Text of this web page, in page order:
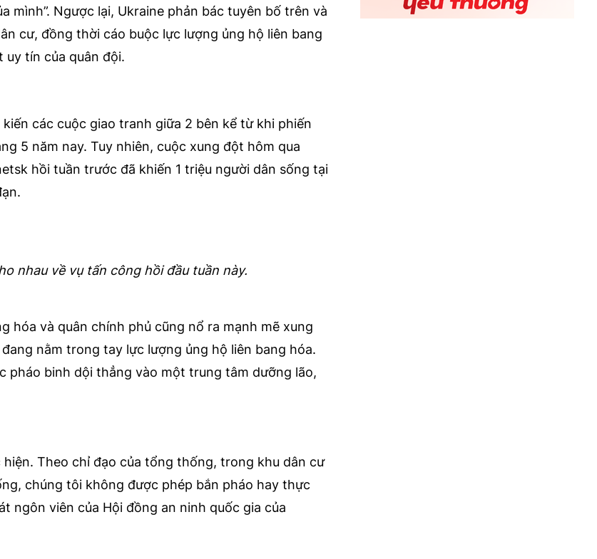
mình”. Ngược lại, Ukraine phản bác tuyên bố trên và
cư, đồng thời cáo buộc lực lượng ủng hộ liên bang
uy tín của quân đội.
các cuộc giao tranh giữa 2 bên kể từ khi phiến
5 năm nay. Tuy nhiên, cuộc xung đột hôm qua
hồi tuần trước đã khiến 1 triệu người dân sống tại
nhau về vụ tấn công hồi đầu tuần này.
hóa và quân chính phủ cũng nổ ra mạnh mẽ xung
nằm trong tay lực lượng ủng hộ liên bang hóa.
pháo binh dội thẳng vào một trung tâm dưỡng lão,
Theo chỉ đạo của tổng thống, trong khu dân cư
chúng tôi không được phép bắn pháo hay thực
ngôn viên của Hội đồng an ninh quốc gia của